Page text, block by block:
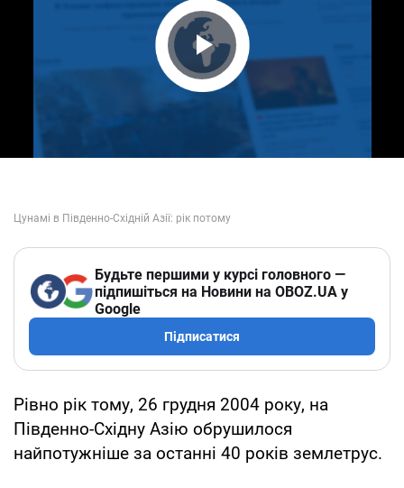
Play Video
Будьте першими у курсі головного —
підпишіться на Новини на OBOZ.UA у
Google
Підписатися
Рівно рік тому, 26 грудня 2004 року, на
Південно-Східну Азію обрушилося
найпотужніше за останні 40 років землетрус.